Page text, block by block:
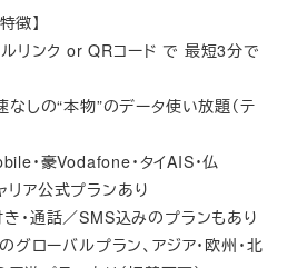
徴】
ルリンク or QRコード で 最短3分で
しの“本物”のデータ使い放題（テ
・豪Vodafone・タイAIS・仏
ア公式プランあり
・通話／SMS込みのプランもあり
ローバルプラン、アジア・欧州・北